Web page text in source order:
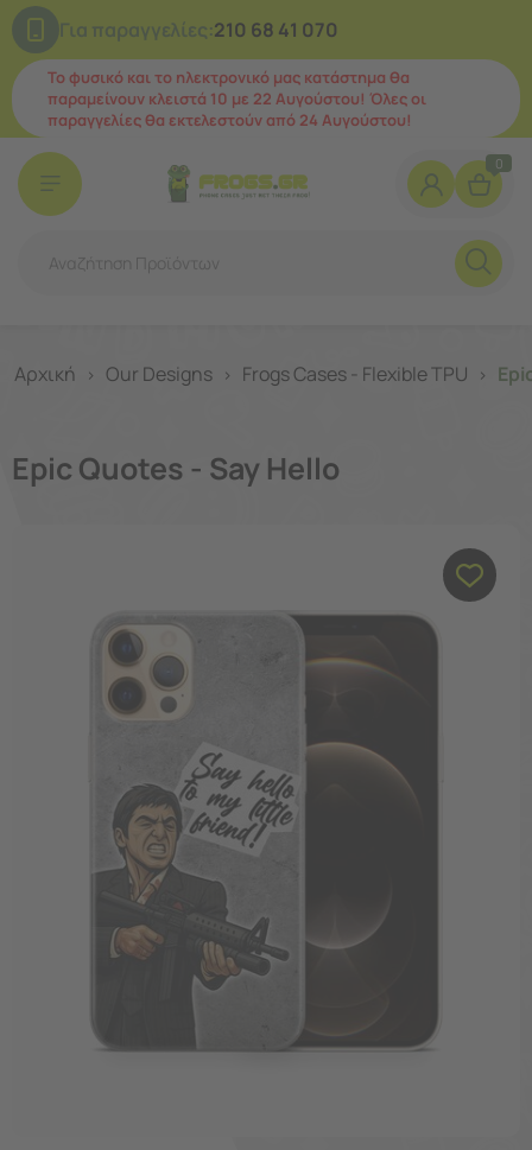
Για παραγγελίες:210 68 41 070
Το φυσικό και το ηλεκτρονικό μας κατάστημα θα
παραμείνουν κλειστά 10 με 22 Αυγούστου! Όλες οι
παραγγελίες θα εκτελεστούν από 24 Αυγούστου!
0
Αρχική > Our Designs > Frogs Cases - Flexible TPU >
Epic Quotes - Say Hello